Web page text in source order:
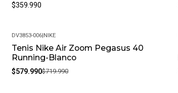
$359.990
-19%
DV3853-006|NIKE
Tenis Nike Air Zoom Pegasus 40
Running-Blanco
$579.990$719.990